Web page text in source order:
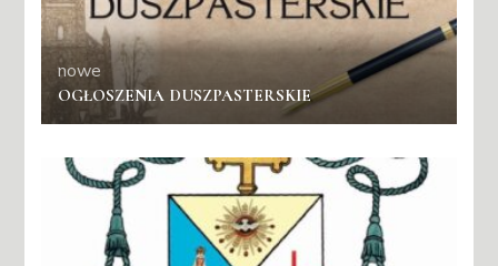
nowe
OGŁOSZENIA DUSZPASTERSKIE